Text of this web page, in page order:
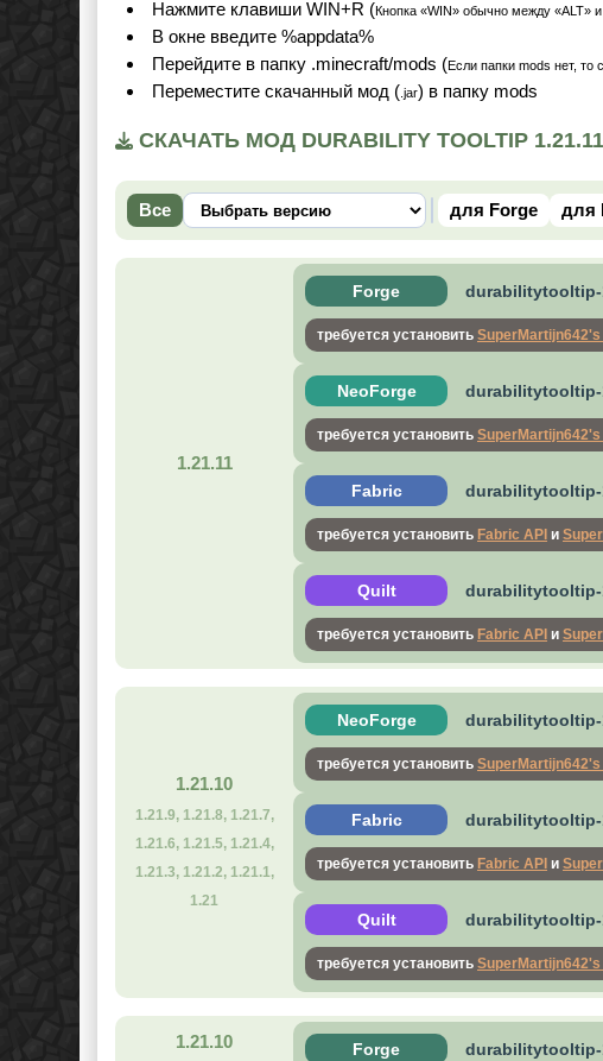
Нажмите клавиши WIN+R (Кнопка «WIN» обычно между «ALT»
В окне введите %appdata%
Перейдите в папку .minecraft/mods (Если папки mods нет, то
Переместите скачанный мод ( .jar) в папку mods
СКАЧАТЬ МОД DURABILITY TOOLTIP
Все для Forge для
1.21.11
Forge durabilitytooltip-
требуется установить
NeoForge durabilitytooltip-
требуется установить
Fabric durabilitytooltip-
требуется установить Fabric API и
Quilt durabilitytooltip-
требуется установить Fabric API и
1.21.10
1.21.9, 1.21.8, 1.21.7,
1.21.6, 1.21.5, 1.21.4,
1.21.3, 1.21.2, 1.21.1,
1.21
NeoForge durabilitytooltip-
требуется установить
Fabric durabilitytooltip-
требуется установить Fabric API и
Quilt durabilitytooltip-
требуется установить
1.21.10 Forge durabilitytooltip-